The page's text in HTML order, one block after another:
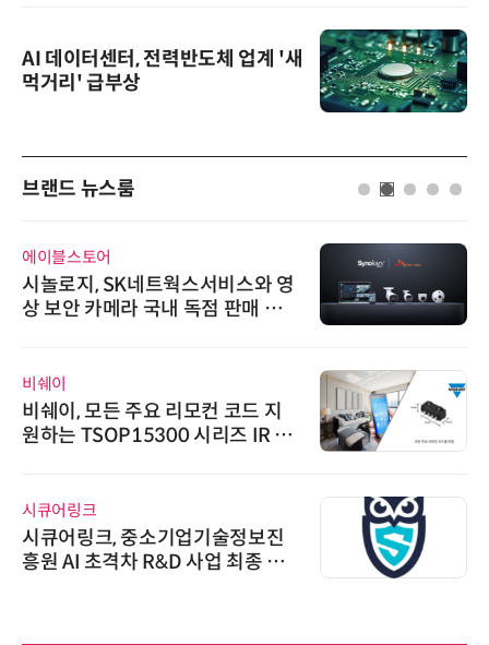
AI 데이터센터, 전력반도체 업계 '새
먹거리' 급부상
브랜드 뉴스룸
에이블스토어
시놀로지, SK네트웍스서비스와 영
상 보안 카메라 국내 독점 판매 파
비쉐이
비쉐이, 모든 주요 리모컨 코드 지
원하는 TSOP15300 시리즈 IR 수
시큐어링크
시큐어링크, 중소기업기술정보진
흥원 AI 초격차 R&D 사업 최종 선